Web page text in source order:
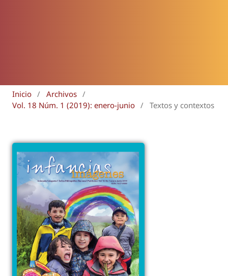
Inicio / Archivos /
Vol. 18 Núm. 1 (2019): enero-junio / Textos y contextos